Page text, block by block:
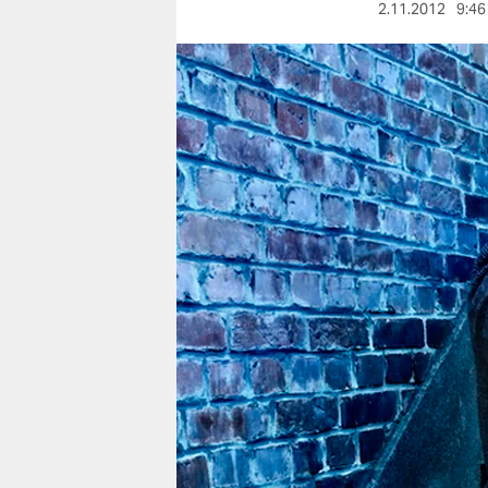
nord
wahrheit
verlag
verlag
veranstaltungen
shop
fragen & hilfe
unterstützen
abo
genossenschaft
2.11.2012